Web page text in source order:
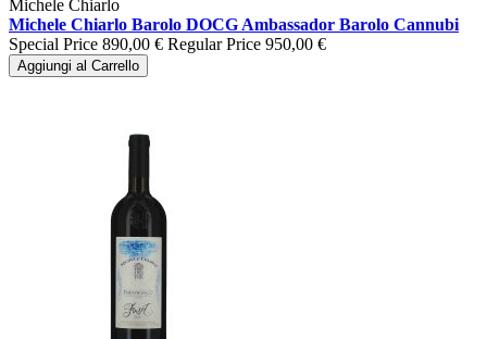
Michele Chiarlo
Michele Chiarlo Barolo DOCG Ambassador Barolo Cannubi
Special Price 890,00 € Regular Price 950,00 €
Aggiungi al Carrello